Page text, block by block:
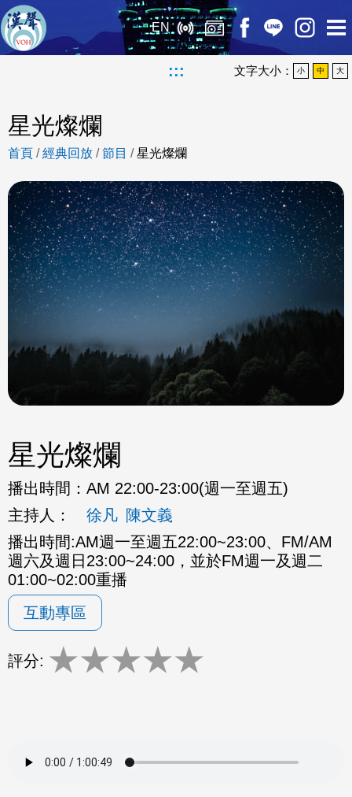
EN
::: 文字大小： 小 中 大
星光燦爛
首頁 /經典回放 /節目 /星光燦爛
星光燦爛
播出時間： AM 22:00-23:00(週一至週五)
主持人：
徐凡 陳文義
播出時間:AM週一至週五22:00~23:00、FM/AM
週六及週日23:00~24:00，並於FM週一及週二
01:00~02:00重播
互動專區
評分: ★★★★★